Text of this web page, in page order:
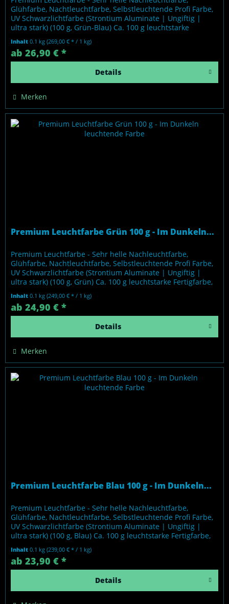
Glühfarbe, Nachtleuchtfarbe, Selbstleuchtende Profi Farbe,
UV Schwarzlichtfarbe (Strontium Aluminate | Ungiftig |
ultra stark) (100 g, Grün-Blau) Ca. 100 g leuchtstarke
Inhalt0.1 kg(269,00 € * / 1 kg)
ab 26,90 € *
Details
Merken
Premium Leuchtfarbe Grün 100 g - Im Dunkeln...
Premium Leuchtfarbe - Sehr helle Nachleuchtfarbe,
Glühfarbe, Nachtleuchtfarbe, Selbstleuchtende Profi Farbe,
UV Schwarzlichtfarbe (Strontium Aluminate | Ungiftig |
ultra stark) (100 g, Grün) Ca. 100 g leuchtstarke Fertigfarbe,
Inhalt0.1 kg(249,00 € * / 1 kg)
ab 24,90 € *
Details
Merken
Premium Leuchtfarbe Blau 100 g - Im Dunkeln...
Premium Leuchtfarbe - Sehr helle Nachleuchtfarbe,
Glühfarbe, Nachtleuchtfarbe, Selbstleuchtende Profi Farbe,
UV Schwarzlichtfarbe (Strontium Aluminate | Ungiftig |
ultra stark) (100 g, Blau) Ca. 100 g leuchtstarke Fertigfarbe,
Inhalt0.1 kg(239,00 € * / 1 kg)
ab 23,90 € *
Details